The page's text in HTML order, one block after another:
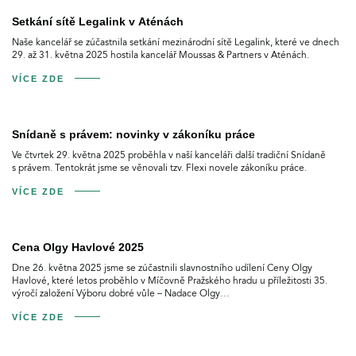
Setkání sítě Legalink v Aténách
Naše kancelář se zúčastnila setkání mezinárodní sítě Legalink, které ve dnech
29. až 31. května 2025 hostila kancelář Moussas & Partners v Aténách.
VÍCE ZDE
Snídaně s právem: novinky v zákoníku práce
Ve čtvrtek 29. května 2025 proběhla v naší kanceláři další tradiční Snídaně
s právem. Tentokrát jsme se věnovali tzv. Flexi novele zákoníku práce.
VÍCE ZDE
Cena Olgy Havlové 2025
Dne 26. května 2025 jsme se zúčastnili slavnostního udílení Ceny Olgy
Havlové, které letos proběhlo v Míčovně Pražského hradu u příležitosti 35.
výročí založení Výboru dobré vůle – Nadace Olgy…
VÍCE ZDE